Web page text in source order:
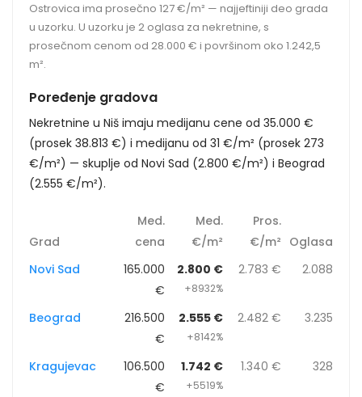
Ostrovica ima prosečno 127 €/m² — najjeftiniji deo grada
u uzorku. U uzorku je 2 oglasa za nekretnine, s
prosečnom cenom od 28.000 € i površinom oko 1.242,5
m².
Poređenje gradova
Nekretnine u Niš imaju medijanu cene od 35.000 €
(prosek 38.813 €) i medijanu od 31 €/m² (prosek 273
€/m²) — skuplje od Novi Sad (2.800 €/m²) i Beograd
(2.555 €/m²).
Grad
Med.
cena
Med.
€/m²
Pros.
€/m² Oglasa
Novi Sad
165.000
€
2.800 €
+8932%
2.783 € 2.088
Beograd
216.500
€
2.555 €
+8142%
2.482 € 3.235
Kragujevac
106.500
€
1.742 €
+5519%
1.340 € 328